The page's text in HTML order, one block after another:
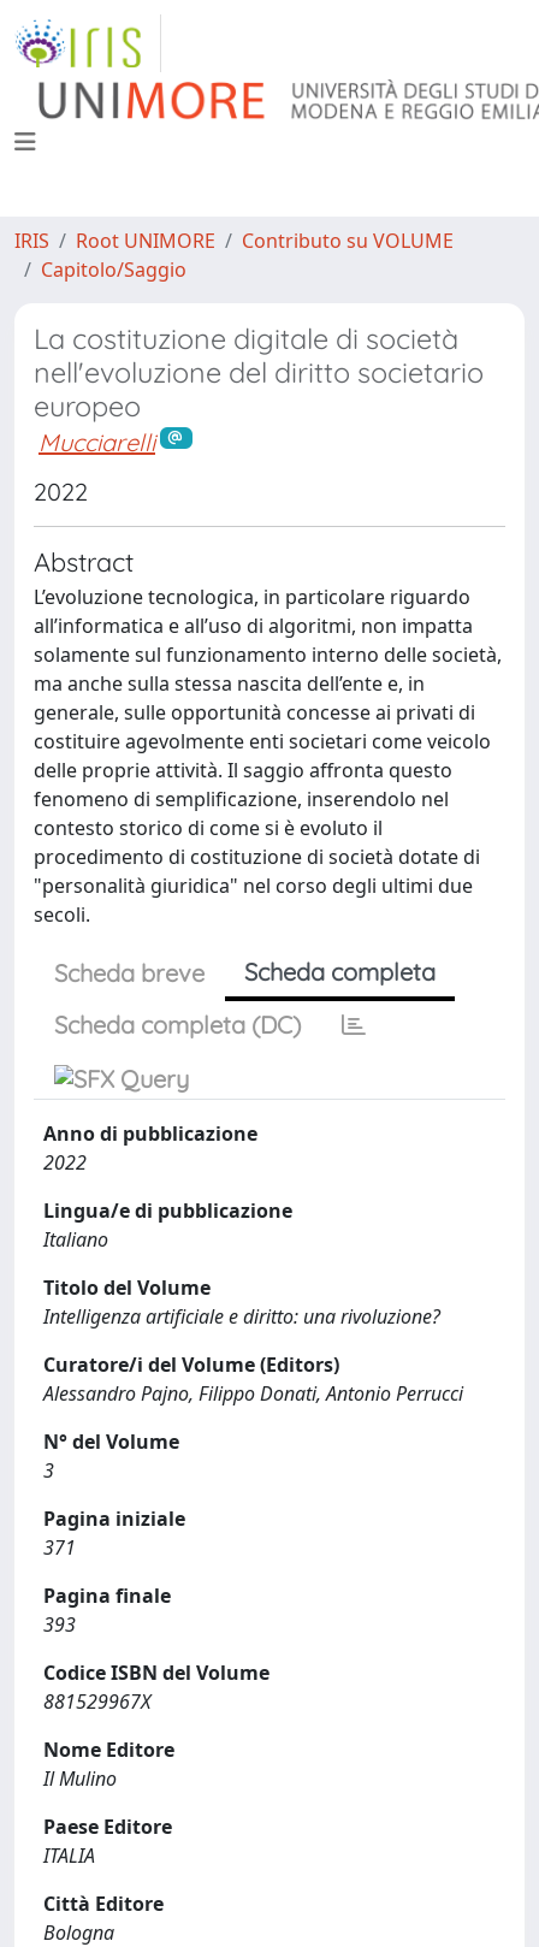
IRIS Root UNIMORE
Contributo su VOLUME
Capitolo/Saggio
La costituzione digitale di società
nell'evoluzione del diritto societario
europeo
Mucciarelli
2022
Abstract
L’evoluzione tecnologica, in particolare riguardo
all’informatica e all’uso di algoritmi, non impatta
solamente sul funzionamento interno delle società,
ma anche sulla stessa nascita dell’ente e, in
generale, sulle opportunità concesse ai privati di
costituire agevolmente enti societari come veicolo
delle proprie attività. Il saggio affronta questo
fenomeno di semplificazione, inserendolo nel
contesto storico di come si è evoluto il
procedimento di costituzione di società dotate di
"personalità giuridica" nel corso degli ultimi due
secoli.
Scheda breve
Scheda completa
Scheda completa (DC)
Anno di pubblicazione
2022
Lingua/e di pubblicazione
Italiano
Titolo del Volume
Intelligenza artificiale e diritto: una rivoluzione?
Curatore/i del Volume (Editors)
Alessandro Pajno, Filippo Donati, Antonio Perrucci
N° del Volume
3
Pagina iniziale
371
Pagina finale
393
Codice ISBN del Volume
881529967X
Nome Editore
Il Mulino
Paese Editore
ITALIA
Città Editore
Bologna